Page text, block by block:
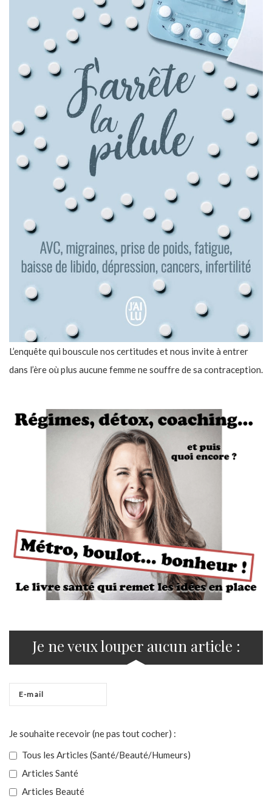
L’enquête qui bouscule nos certitudes et nous invite à entrer
dans l’ère où plus aucune femme ne souffre de sa contraception.
Je ne veux louper aucun article :
Je souhaite recevoir (ne pas tout cocher) :
Tous les Articles (Santé/Beauté/Humeurs)
Articles Santé
Articles Beauté